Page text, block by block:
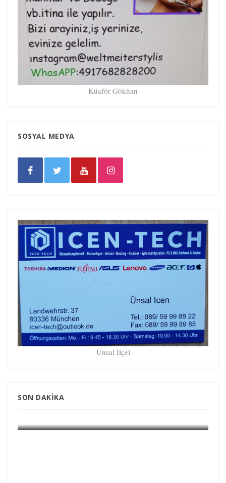
Küaför Gökhan
SOSYAL MEDYA
Ünsal İlçel
SON DAKIKA